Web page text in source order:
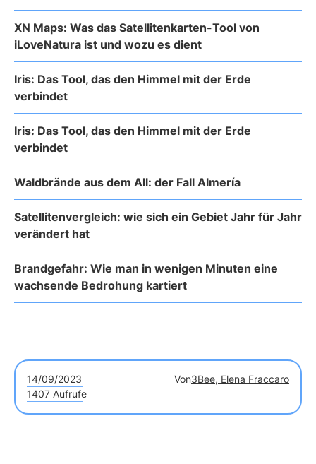
XN Maps: Was das Satellitenkarten-Tool von
iLoveNatura ist und wozu es dient
Iris: Das Tool, das den Himmel mit der Erde
verbindet
Iris: Das Tool, das den Himmel mit der Erde
verbindet
Waldbrände aus dem All: der Fall Almería
Satellitenvergleich: wie sich ein Gebiet Jahr für Jahr
verändert hat
Brandgefahr: Wie man in wenigen Minuten eine
wachsende Bedrohung kartiert
14/09/2023 Von3Bee, Elena Fraccaro
1407 Aufrufe